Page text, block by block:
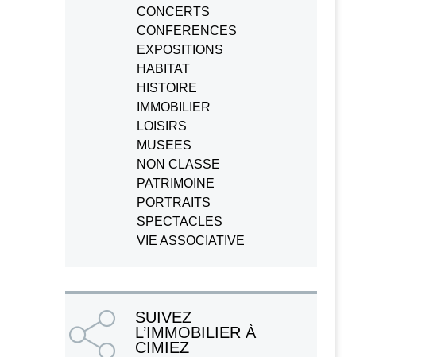
CONCERTS
CONFERENCES
EXPOSITIONS
HABITAT
HISTOIRE
IMMOBILIER
LOISIRS
MUSEES
NON CLASSE
PATRIMOINE
PORTRAITS
SPECTACLES
VIE ASSOCIATIVE
SUIVEZ
L’IMMOBILIER À
CIMIEZ